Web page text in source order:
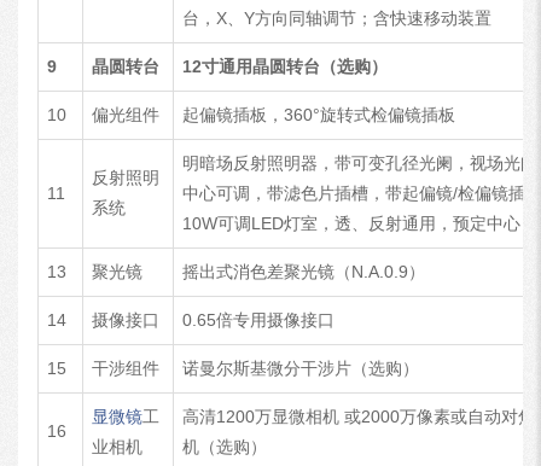
台，X、Y方向同轴调节；含快速移动装置
9 晶圆转台 12寸通用晶圆转台（选购）
10 偏光组件 起偏镜插板，360°旋转式检偏镜插板
11
反射照明
系统
明暗场反射照明器，带可变孔径光阑，视场光阑
中心可调，带滤色片插槽，带起偏镜/检偏镜插
10W可调LED灯室，透、反射通用，预定中心
13 聚光镜 摇出式消色差聚光镜（N.A.0.9）
14 摄像接口 0.65倍专用摄像接口
15 干涉组件 诺曼尔斯基微分干涉片（选购）
16
显微镜工
业相机
高清1200万显微相机 或2000万像素或自动对焦
机（选购）